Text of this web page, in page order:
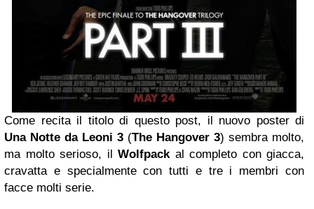
Come recita il titolo di questo post, il nuovo poster di
Una Notte da Leoni 3 (The Hangover 3) sembra molto,
ma molto serioso, il Wolfpack al completo con giacca,
cravatta e specialmente con tutti e tre i membri con
facce molti serie.